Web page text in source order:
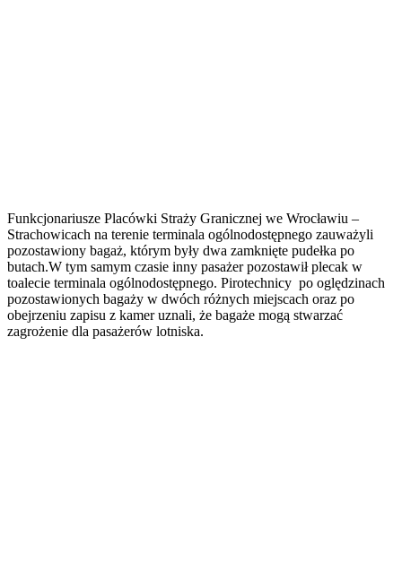
Funkcjonariusze Placówki Straży Granicznej we Wrocławiu –
Strachowicach na terenie terminala ogólnodostępnego zauważyli
pozostawiony bagaż, którym były dwa zamknięte pudełka po
butach.W tym samym czasie inny pasażer pozostawił plecak w
toalecie terminala ogólnodostępnego. Pirotechnicy po oględzinach
pozostawionych bagaży w dwóch różnych miejscach oraz po
obejrzeniu zapisu z kamer uznali, że bagaże mogą stwarzać
zagrożenie dla pasażerów lotniska.